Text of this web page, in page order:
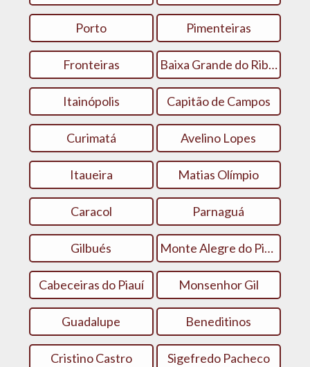
Porto Pimenteiras
Fronteiras Baixa Grande do Ribeiro
Itainópolis Capitão de Campos
Curimatá Avelino Lopes
Itaueira Matias Olímpio
Caracol Parnaguá
Gilbués Monte Alegre do Piauí
Cabeceiras do Piauí Monsenhor Gil
Guadalupe Beneditinos
Cristino Castro Sigefredo Pacheco